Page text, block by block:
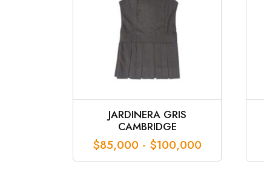
JARDINERA GRIS
CAMBRIDGE
$85,000 - $100,000
de